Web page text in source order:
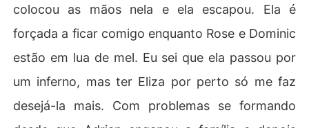
colocou as mãos nela e ela escapou. Ela é
forçada a ficar comigo enquanto Rose e Dominic
estão em lua de mel. Eu sei que ela passou por
um inferno, mas ter Eliza por perto só me faz
desejá-la mais. Com problemas se formando